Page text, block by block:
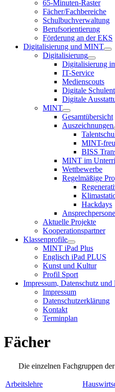
65-Minuten-Raster
Fächer/Fachbereiche
Schulbuchverwaltung
Berufsorientierung
Förderung an der EKS
Digitalisierung und MINT
Digitalisierung
Digitalisierung
IT-Service
Medienscouts
Digitale
Digitale
MINT
Gesamtübersicht
Auszeichnungen
MINT-
BISS
MINT im
Wettbewerbe
Regelmäßige
Hackdays
Aktuelle Projekte
Kooperationspartner
Klassenprofile
MINT iPad Plus
Englisch iPad PLUS
Kunst und Kultur
Profil Sport
Impressum, Datenschutz und
Impressum
Datenschutzerklärung
Kontakt
Terminplan
Fächer
Die einzelnen Fachgruppen
Arbeitslehre